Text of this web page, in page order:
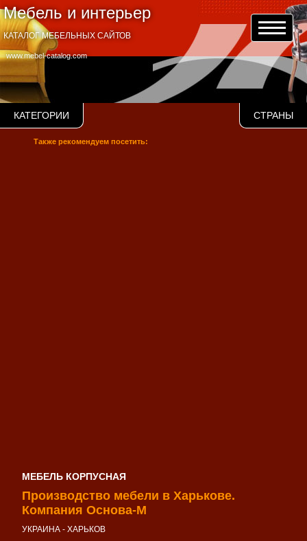
Мебель и интерьер
www.mebel-catalog.com
КАТАЛОГ МЕБЕЛЬНЫХ САЙТОВ
КАТЕГОРИИ СТРАНЫ
Также рекомендуем посетить:
МЕБЕЛЬ КОРПУСНАЯ
Производство мебели в Харькове.
Компания Основа-М
УКРАИНА - ХАРЬКОВ